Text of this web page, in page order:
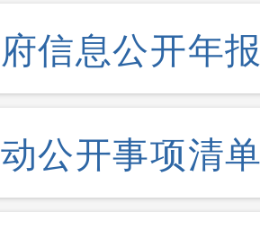
信息公开年
公开事项清